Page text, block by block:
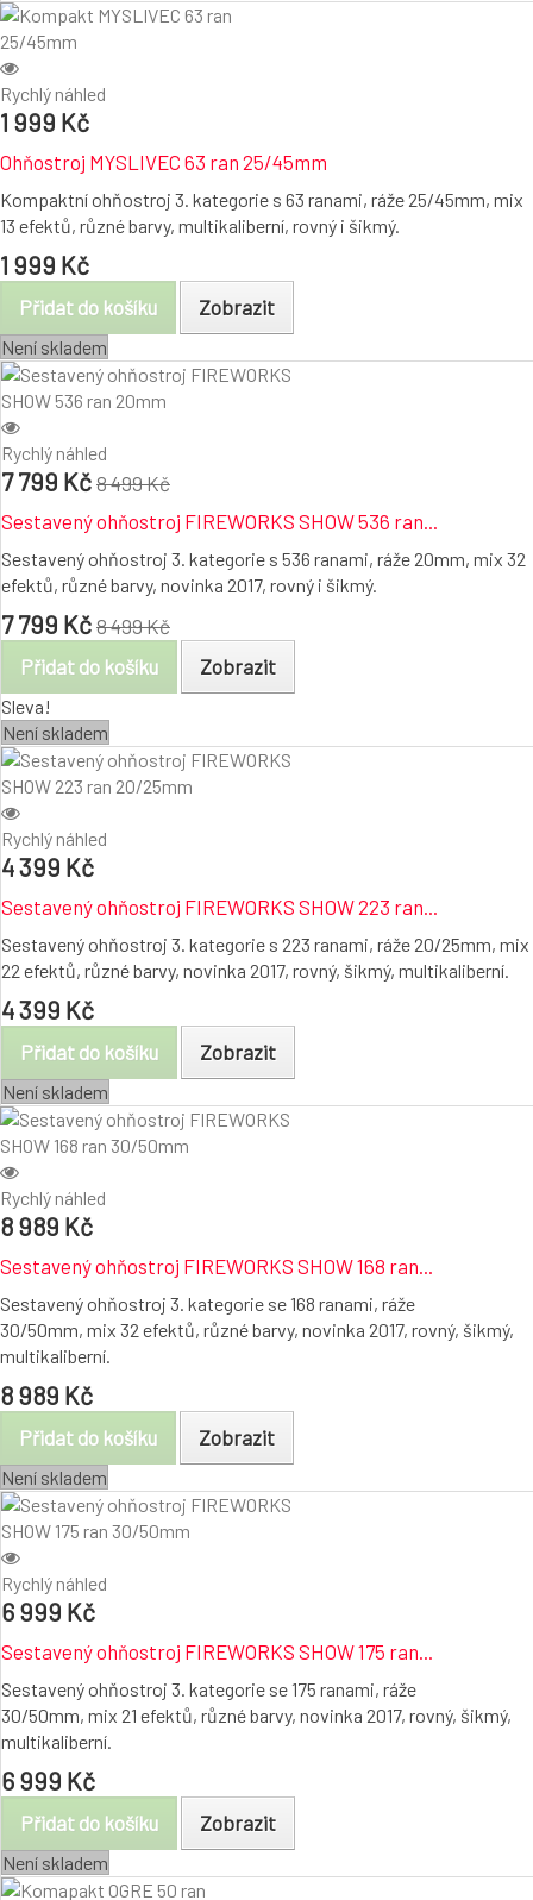
Rychlý náhled
1 999 Kč
Ohňostroj MYSLIVEC 63 ran 25/45mm
Kompaktní ohňostroj 3. kategorie s 63 ranami, ráže 25/45mm, mix
13 efektů, různé barvy, multikaliberní, rovný i šikmý.
1 999 Kč
Přidat do košíku Zobrazit
Není skladem
Rychlý náhled
7 799 Kč 8 499 Kč
Sestavený ohňostroj FIREWORKS SHOW 536 ran...
Sestavený ohňostroj 3. kategorie s 536 ranami, ráže 20mm, mix 32
efektů, různé barvy, novinka 2017, rovný i šikmý.
7 799 Kč 8 499 Kč
Přidat do košíku
Zobrazit
Sleva!
Není skladem
Rychlý náhled
4 399 Kč
Sestavený ohňostroj FIREWORKS SHOW 223 ran...
Sestavený ohňostroj 3. kategorie s 223 ranami, ráže 20/25mm, mix
22 efektů, různé barvy, novinka 2017, rovný, šikmý, multikaliberní.
4 399 Kč
Přidat do košíku Zobrazit
Není skladem
Rychlý náhled
8 989 Kč
Sestavený ohňostroj FIREWORKS SHOW 168 ran...
Sestavený ohňostroj 3. kategorie se 168 ranami, ráže
30/50mm, mix 32 efektů, různé barvy, novinka 2017, rovný, šikmý,
multikaliberní.
8 989 Kč
Přidat do košíku Zobrazit
Není skladem
Rychlý náhled
6 999 Kč
Sestavený ohňostroj FIREWORKS SHOW 175 ran...
Sestavený ohňostroj 3. kategorie se 175 ranami, ráže
30/50mm, mix 21 efektů, různé barvy, novinka 2017, rovný, šikmý,
multikaliberní.
6 999 Kč
Přidat do košíku Zobrazit
Není skladem